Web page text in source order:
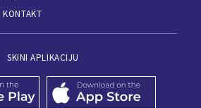
KONTAKT
SKINI APLIKACIJU